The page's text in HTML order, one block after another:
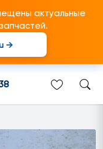
актуальные
→
ГУРа
для
Scania/